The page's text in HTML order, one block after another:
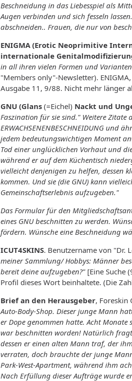
Beschneidung in das Liebesspiel als
Augen verbinden und sich fesseln
abschneiden.. Frauen, die nur von
ENIGMA (Erotic Neoprimitive
internationale
in all ihren vielen Formen und
"Members only"-Newsletter).
Ausgabe 11, 9/88. Nicht mehr länger
GNU (Glans (=Eichel) Nackt und
Faszination für sie sind." Weitere Zitate
ERWACHSENENBESCHNEIDUNG
jedem bedeutungswichtigen Moment
Tod einer unglücklichen Vorhaut und
während er auf dem Küchentisch
vielleicht denjenigen zu helfen, dessen
kommen. Und sie (die GNU) kann
Gemeinschaftserlebnis aufzugeben."
Das Formular für den
eines GNU beschnitten zu werden.
fördern. Wünsche eine Beschneidung
ICUT4SKINS. Benutzername von "Dr.
meiner Sammlung/ Hobbys: Männer
bereit deine aufzugeben?" [Eine Suche
Profil dieses Wort beinhaltete. (Die
Brief an den Herausgeber, Foreskin
Auto-Body-Shop. Dieser junge Mann
er Dope genommen hatte. Acht
war beschnitten worden! Natürlich
dessen er einen alten Mann traf, der
verraten, doch brauchte der junge
Park-West-Apartment, während ihm
Nach Erfüllung dieser Aufträge wurde